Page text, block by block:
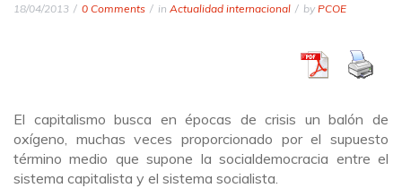
18/04/2013 0 Comments in Actualidad internacional by PCOE
El capitalismo busca en épocas de crisis un balón de
oxígeno, muchas veces proporcionado por el supuesto
término medio que supone la socialdemocracia entre el
sistema capitalista y el sistema socialista.